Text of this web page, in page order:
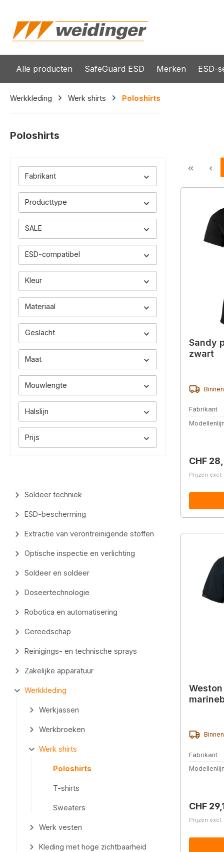
Alle producten SafeGuard ESD Merken ESD-
Werkkleding Werk shirts Poloshirts
Poloshirts
Fabrikant
Producttype
SALE
ESD-compatibel
Kleur
Materiaal
Geslacht
Maat
Mouwlengte
Halslijn
Prijs
Soldeer techniek
ESD-bescherming
Extractie van verontreinigende stoffen
Optische inspectie en verlichting
Soldeer en soldeer
Doseertechnologie
Robotica en automatisering
Gereedschap
Reinigings- en technische sprays
Zakelijke apparatuur
Werkkleding
Werkjassen
Werkbroeken
Werk shirts
Poloshirts
T-shirts
Sweaters
Werk vesten
Kleding met hoge zichtbaarheid
Sandy
zwart
Fabrikant
Modellenlijn
Normale
CHF
Prijzen
Fabrikant
Modellenlijn
Normale
CHF
Prijzen